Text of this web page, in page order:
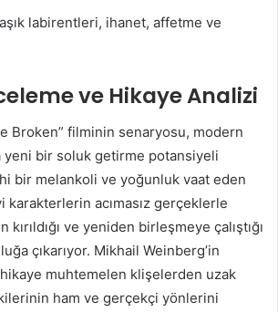
labirentleri, ihanet, affetme ve
ve Hikaye Analizi
Broken” filminin senaryosu, modern
yeni bir soluk getirme potansiyeli
bir melankoli ve yoğunluk vaat eden
karakterlerin acımasız gerçeklerle
ve yeniden birleşmeye çalıştığı
çıkarıyor. Mikhail Weinberg’in
muhtemelen klişelerden uzak
ham ve gerçekçi yönlerini